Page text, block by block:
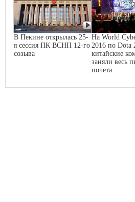
В Пекине открылась 25-
я сессия ПК ВСНП 12-го
созыва
На World
2016 по Dota
китайские
заняли весь
почета